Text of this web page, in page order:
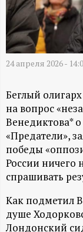
Й
Д
А
Н
-
и
н
ф
24 апреля 2026 -
Беглый
на вопрос
Венедиктова*
«Предатели»,
победы
России ничего
спрашивать
Как подметил
душе
Лондонский